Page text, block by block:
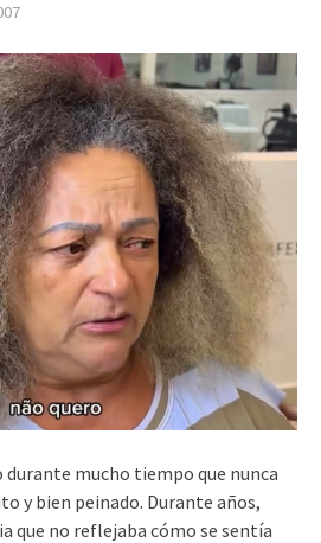
durante mucho tiempo que nunca
y bien peinado. Durante años,
que no reflejaba cómo se sentía